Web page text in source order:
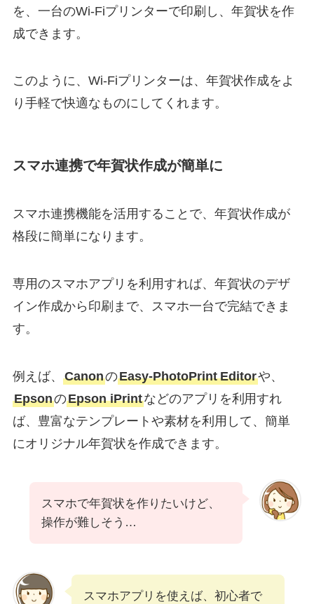
を、一台のWi-Fiプリンターで印刷し、年賀状を作
成できます。
このように、Wi-Fiプリンターは、年賀状作成をよ
り手軽で快適なものにしてくれます。
スマホ連携で年賀状作成が簡単に
スマホ連携機能を活用することで、年賀状作成が
格段に簡単になります。
専用のスマホアプリを利用すれば、年賀状のデザ
イン作成から印刷まで、スマホ一台で完結できま
す。
例えば、 CanonのEasy-PhotoPrint Editorや、
EpsonのEpson iPrintなどのアプリを利用すれ
ば、豊富なテンプレートや素材を利用して、簡単
にオリジナル年賀状を作成できます。
スマホで年賀状を作りたいけど、
操作が難しそう…
スマホアプリを使えば、初心者で